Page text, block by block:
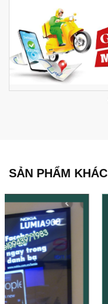
SẢN PHẨM KHÁC